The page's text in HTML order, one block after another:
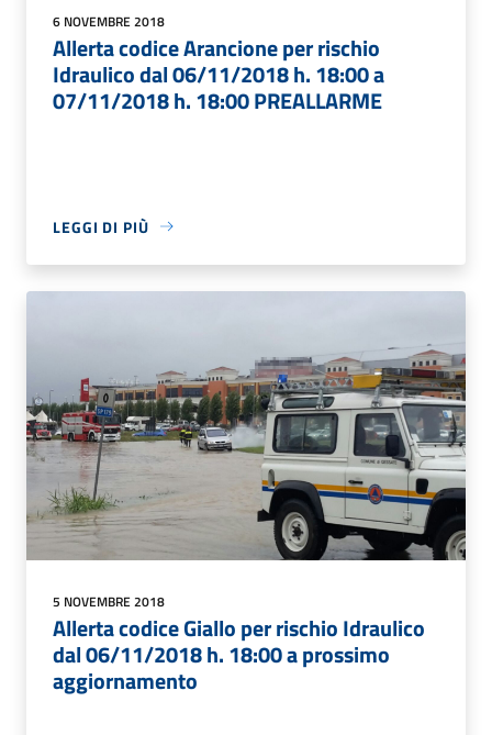
6 NOVEMBRE 2018
Allerta codice Arancione per rischio
Idraulico dal 06/11/2018 h. 18:00 a
07/11/2018 h. 18:00 PREALLARME
LEGGI DI PIÙ
5 NOVEMBRE 2018
Allerta codice Giallo per rischio Idraulico
dal 06/11/2018 h. 18:00 a prossimo
aggiornamento